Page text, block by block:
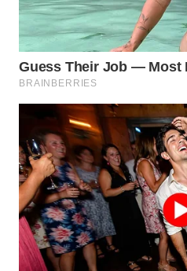
WN
WN
KUNINGAN
WN
MAJALENGKA
WN
SUBANG
WN